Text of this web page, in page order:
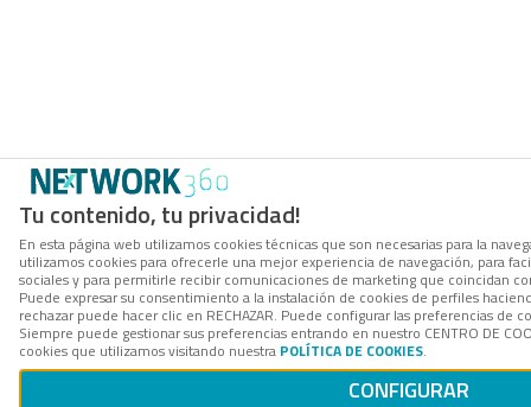
Tu contenido, tu privacidad!
En esta página web utilizamos cookies técnicas que son necesarias para la
utilizamos cookies para ofrecerle una mejor experiencia de navegación, para
sociales y para permitirle recibir comunicaciones de marketing que coincidan
Puede expresar su consentimiento a la instalación de cookies de perfiles
rechazar puede hacer clic en RECHAZAR. Puede configurar las preferencias de
Siempre puede gestionar sus preferencias entrando en nuestro CENTRO DE
cookies que utilizamos visitando nuestra POLÍTICA DE COOKIES.
CONFIGURAR